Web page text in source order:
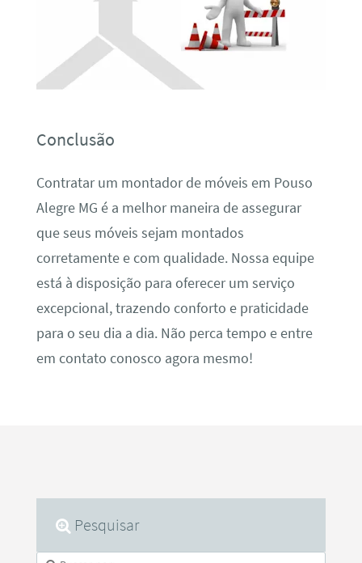
Conclusão
Contratar um montador de móveis em Pouso
Alegre MG é a melhor maneira de assegurar
que seus móveis sejam montados
corretamente e com qualidade. Nossa equipe
está à disposição para oferecer um serviço
excepcional, trazendo conforto e praticidade
para o seu dia a dia. Não perca tempo e entre
em contato conosco agora mesmo!
Pesquisar